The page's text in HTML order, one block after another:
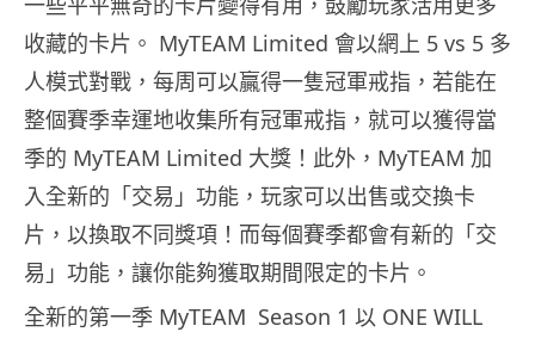
收藏的卡片。 MyTEAM Limited 會以網上 5 vs 5 多
人模式對戰，每周可以贏得一隻冠軍戒指，若能在
整個賽季幸運地收集所有冠軍戒指，就可以獲得當
季的 MyTEAM Limited 大獎！此外，MyTEAM 加
入全新的「交易」功能，玩家可以出售或交換卡
片，以換取不同獎項！而每個賽季都會有新的「交
易」功能，讓你能夠獲取期間限定的卡片。
全新的第一季 MyTEAM Season 1 以 ONE WILL